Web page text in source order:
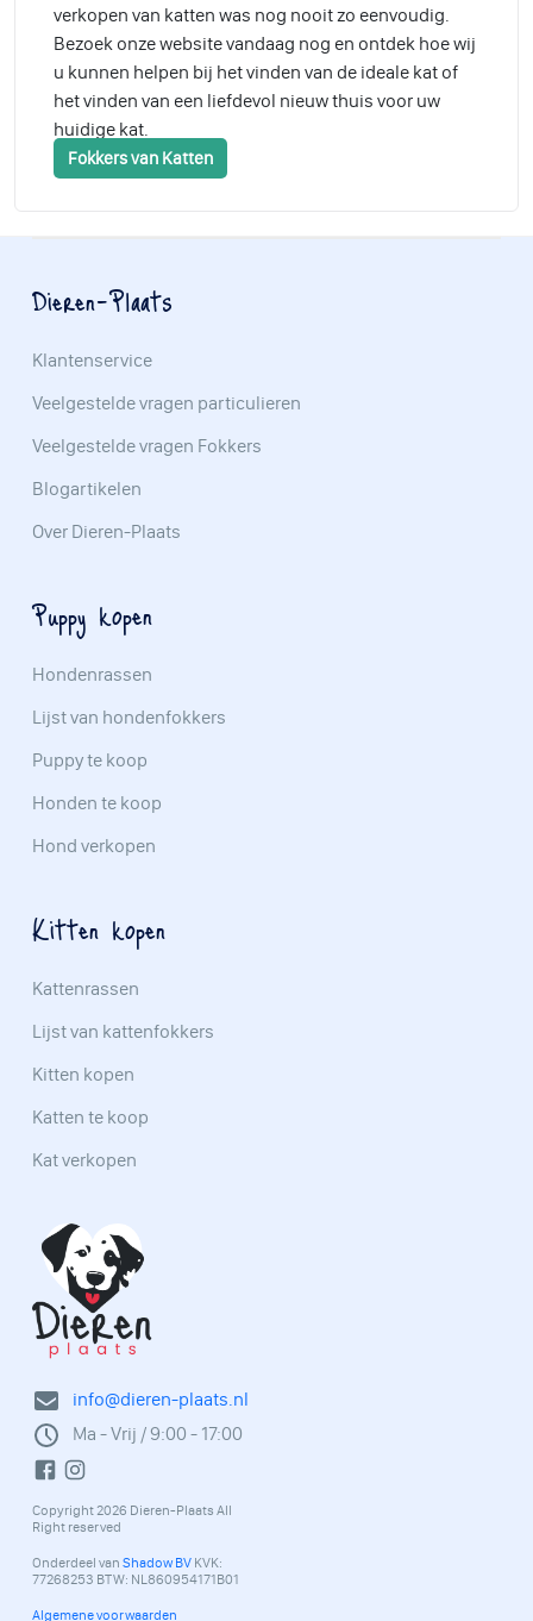
verkopen van katten was nog nooit zo eenvoudig.
Bezoek onze website vandaag nog en ontdek hoe wij
u kunnen helpen bij het vinden van de ideale kat of
het vinden van een liefdevol nieuw thuis voor uw
huidige kat.
Fokkers van Katten
info@dieren-plaats.nl
Ma - Vrij / 9:00 - 17:00
Copyright 2026 Dieren-Plaats All
Right reserved
Onderdeel van Shadow BV KVK:
77268253 BTW: NL860954171B01
Algemene voorwaarden
Dieren-Plaats
Klantenservice
Veelgestelde vragen particulieren
Veelgestelde vragen Fokkers
Blogartikelen
Over Dieren-Plaats
Puppy kopen
Hondenrassen
Lijst van hondenfokkers
Puppy te koop
Honden te koop
Hond verkopen
Kitten kopen
Kattenrassen
Lijst van kattenfokkers
Kitten kopen
Katten te koop
Kat verkopen